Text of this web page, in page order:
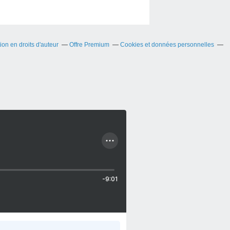
en droits d'auteur Offre Premium Cookies et données personnelles
-9:01